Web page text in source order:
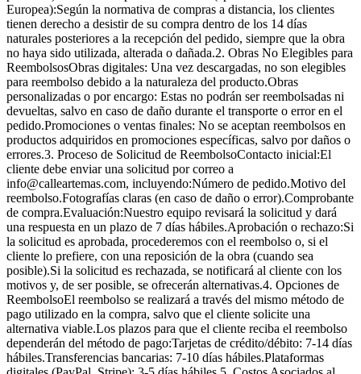
Europea):Según la normativa de compras a distancia, los clientes
tienen derecho a desistir de su compra dentro de los 14 días
naturales posteriores a la recepción del pedido, siempre que la obra
no haya sido utilizada, alterada o dañada.2. Obras No Elegibles para
ReembolsosObras digitales: Una vez descargadas, no son elegibles
para reembolso debido a la naturaleza del producto.Obras
personalizadas o por encargo: Estas no podrán ser reembolsadas ni
devueltas, salvo en caso de daño durante el transporte o error en el
pedido.Promociones o ventas finales: No se aceptan reembolsos en
productos adquiridos en promociones específicas, salvo por daños o
errores.3. Proceso de Solicitud de ReembolsoContacto inicial:El
cliente debe enviar una solicitud por correo a
info@calleartemas.com, incluyendo:Número de pedido.Motivo del
reembolso.Fotografías claras (en caso de daño o error).Comprobante
de compra.Evaluación:Nuestro equipo revisará la solicitud y dará
una respuesta en un plazo de 7 días hábiles.Aprobación o rechazo:Si
la solicitud es aprobada, procederemos con el reembolso o, si el
cliente lo prefiere, con una reposición de la obra (cuando sea
posible).Si la solicitud es rechazada, se notificará al cliente con los
motivos y, de ser posible, se ofrecerán alternativas.4. Opciones de
ReembolsoEl reembolso se realizará a través del mismo método de
pago utilizado en la compra, salvo que el cliente solicite una
alternativa viable.Los plazos para que el cliente reciba el reembolso
dependerán del método de pago:Tarjetas de crédito/débito: 7-14 días
hábiles.Transferencias bancarias: 7-10 días hábiles.Plataformas